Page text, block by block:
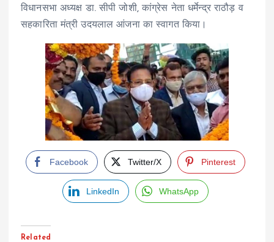
विधानसभा अध्यक्ष डा. सीपी जोशी, कांग्रेस नेता धर्मेन्द्र राठौड़ व
सहकारिता मंत्री उदयलाल आंजना का स्वागत किया।
Facebook Twitter/X Pinterest
LinkedIn WhatsApp
Related